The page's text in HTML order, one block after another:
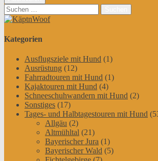
Suchen
nach:
Kategorien
Ausflugsziele mit Hund (1)
Ausrüstung (12)
Fahrradtouren mit Hund (1)
Kajaktouren mit Hund (4)
Schneeschuhwandern mit Hund (2)
Sonstiges (17)
Tages- und Halbtagestouren mit Hund
Allgäu (2)
Altmühltal (21)
Bayerischer Jura (1)
Bayerischer Wald (5)